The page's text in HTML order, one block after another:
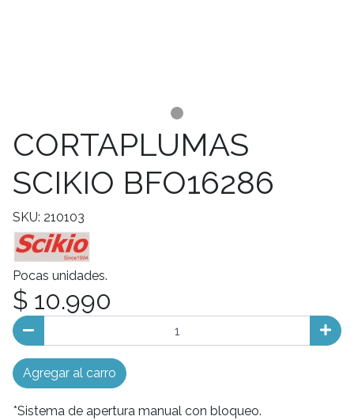
CORTAPLUMAS
SCIKIO BFO16286
SKU: 210103
Pocas unidades.
$ 10.990
Agregar al carro
*Sistema de apertura manual con bloqueo.